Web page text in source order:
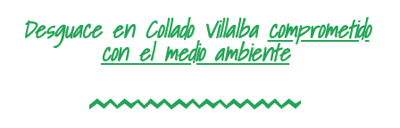
Desguace en Collado Villalba comprometido
con el medio ambiente